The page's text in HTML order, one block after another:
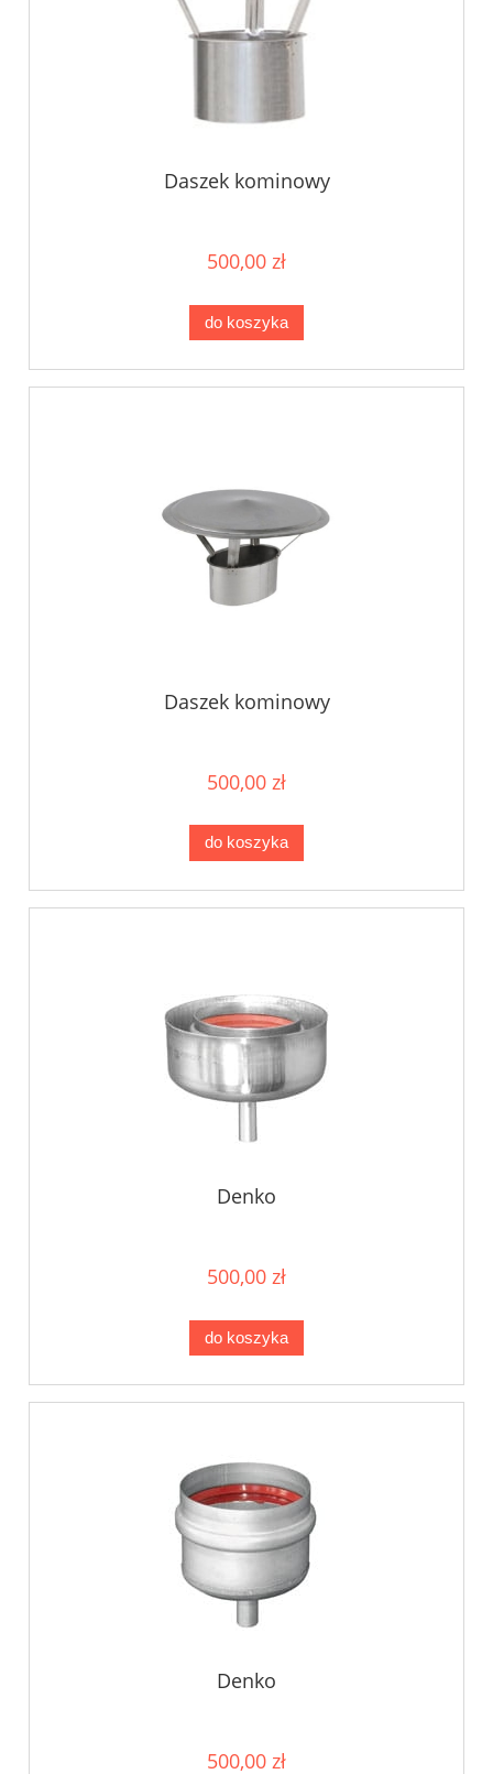
Daszek kominowy
500,00 zł
do koszyka
Daszek kominowy
500,00 zł
do koszyka
Denko
500,00 zł
do koszyka
Denko
500,00 zł